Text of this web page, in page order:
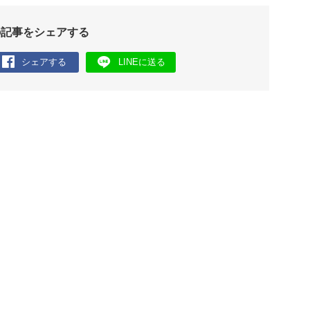
事をシェアする
シェアする LINEに送る